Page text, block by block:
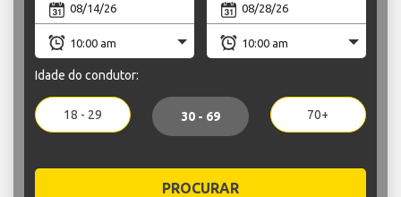
Idade do condutor:
18 - 29 30 - 69 70+
PROCURAR